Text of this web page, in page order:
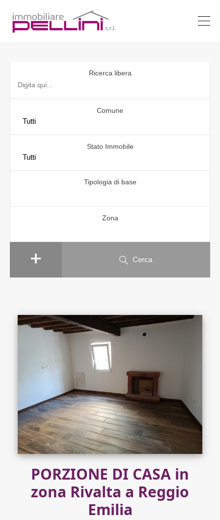
Ricerca libera
Comune
Stato Immobile
Tipologia di base
Zona
Cerca
PORZIONE DI CASA in
zona Rivalta a Reggio
Emilia